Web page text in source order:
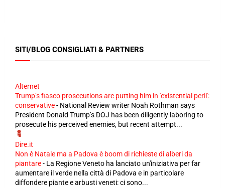
SITI/BLOG CONSIGLIATI & PARTNERS
Alternet
Trump’s fiasco prosecutions are putting him in 'existential peril':
conservative- National Review writer Noah Rothman says
President Donald Trump’s DOJ has been diligently laboring to
prosecute his perceived enemies, but recent attempt...
Dire.it
Non è Natale ma a Padova è boom di richieste di alberi da
piantare- La Regione Veneto ha lanciato un'iniziativa per far
aumentare il verde nella città di Padova e in particolare
diffondere piante e arbusti veneti: ci sono...